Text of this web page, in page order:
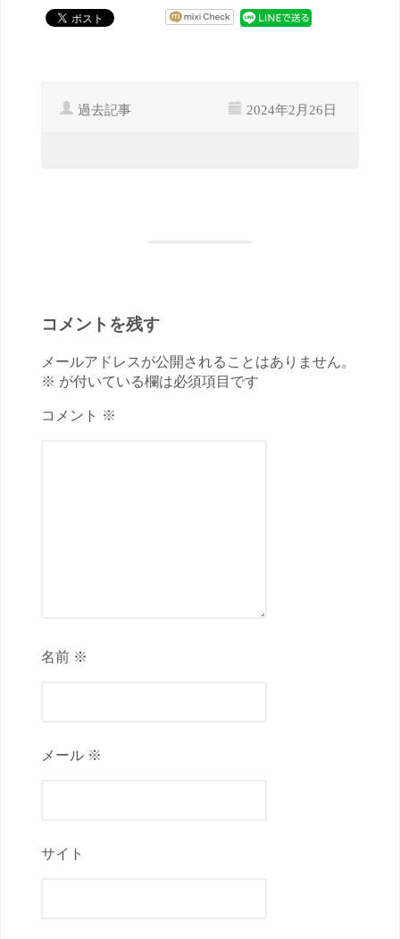
過去記事 2024年2月26日
コメントを残す
メールアドレスが公開されることはありません。
※ が付いている欄は必須項目です
コメント ※
名前 ※
メール ※
サイト